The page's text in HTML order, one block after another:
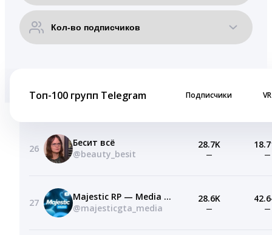
Топ-100 групп Telegram Подписчики VR
26
Бесит всё
@beauty_besit
28.7K
— —
27
Majestic RP — Media | Медиа сообщество | GTA 5 RP
@majesticgta_media
28.6K
— —